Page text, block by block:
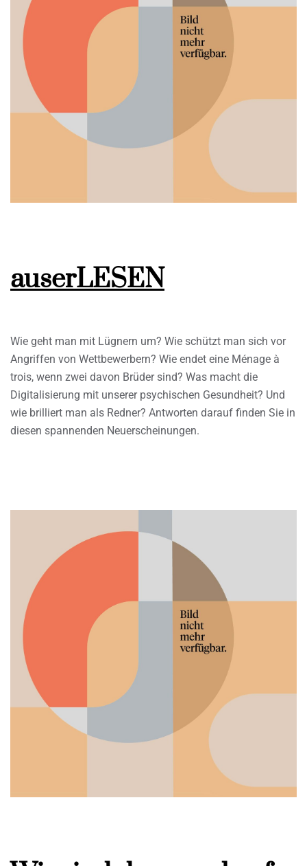
auserLESEN
Wie geht man mit Lügnern um? Wie schützt man sich vor
Angriffen von Wettbewerbern? Wie endet eine Ménage à
trois, wenn zwei davon Brüder sind? Was macht die
Digitalisierung mit unserer psychischen Gesundheit? Und
wie brilliert man als Redner? Antworten darauf finden Sie in
diesen spannenden Neuerscheinungen.